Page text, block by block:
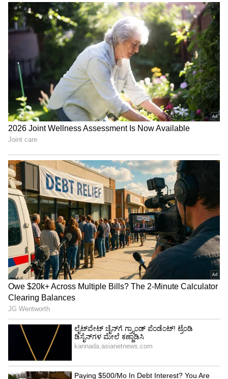
ಹಣ ಕಾಸಿನ ವಿಚಾರದಲ್ಲಿ ನಾನು ತುಂಬಾ ಕಲಿಯಬೇಕು.
ಆದರೆ ಆಗಾಗ ಖರ್ಚು ಮಾಡುತ್ತೀನಿ. ನಮ್ಮ ಫ್ಯೂಚರ್‌ಗಾಗಿ
ಯಾವುದಾದರೂ ರೀತಿಯಲ್ಲಿ ಸೇವ್ ಮಾಡಬೇಕು.
4
7
ನನಗೆ ಟ್ರಾವಲಿಂಗ್ ತುಂಬಾನೇ ಇಷ್ಟ ಇರುವ ಕಾರಣ